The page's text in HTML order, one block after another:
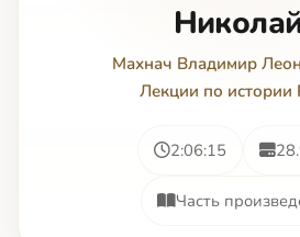
Махнач Владимир
Лекции по истории
2:06:15
Часть